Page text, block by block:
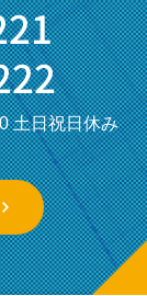
土日祝日休み